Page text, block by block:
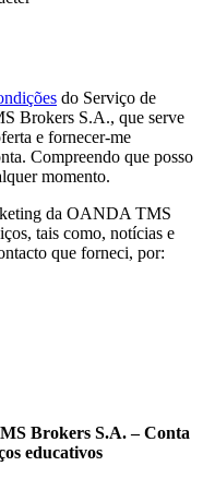
do Serviço de
Brokers S.A., que serve
e fornecer-me
Compreendo que posso
momento.
da OANDA TMS
tais como, notícias e
que forneci, por:
Brokers S.A. – Conta
educativos